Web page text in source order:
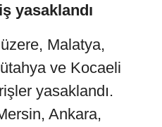
yasaklandı
Malatya,
ve Kocaeli
yasaklandı.
Ankara,